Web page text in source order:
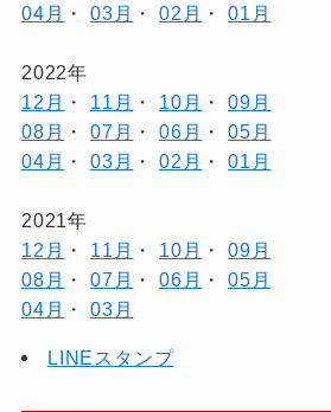
04月 ・ 03月 ・ 02月 ・01月
2022年
12月 ・ 11月 ・ 10月 ・09月
08月 ・ 07月 ・ 06月 ・05月
04月 ・ 03月 ・ 02月 ・01月
2021年
12月 ・ 11月 ・ 10月 ・09月
08月 ・ 07月 ・ 06月 ・05月
04月 ・ 03月
LINEスタンプ